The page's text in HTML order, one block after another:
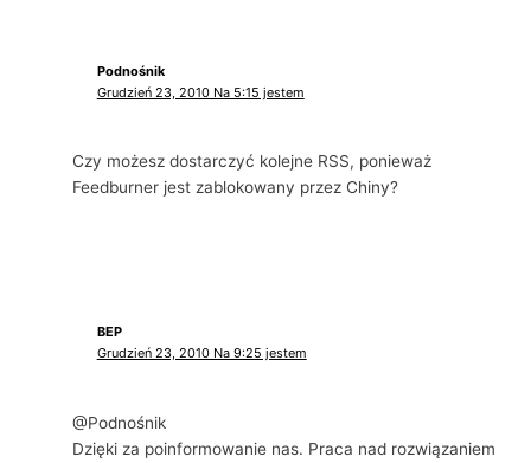
Podnośnik
Grudzień 23, 2010 Na 5:15 jestem
Czy możesz dostarczyć kolejne RSS, ponieważ
Feedburner jest zablokowany przez Chiny?
BEP
Grudzień 23, 2010 Na 9:25 jestem
@Podnośnik
Dzięki za poinformowanie nas. Praca nad rozwiązaniem